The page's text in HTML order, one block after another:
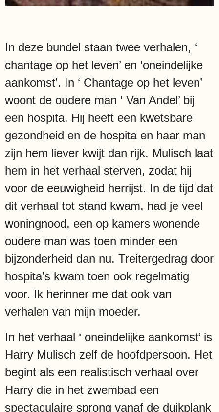
In deze bundel staan twee verhalen, ‘
chantage op het leven’ en ‘oneindelijke
aankomst’. In ‘ Chantage op het leven’
woont de oudere man ‘ Van Andel’ bij
een hospita. Hij heeft een kwetsbare
gezondheid en de hospita en haar man
zijn hem liever kwijt dan rijk. Mulisch laat
hem in het verhaal sterven, zodat hij
voor de eeuwigheid herrijst. In de tijd dat
dit verhaal tot stand kwam, had je veel
woningnood, een op kamers wonende
oudere man was toen minder een
bijzonderheid dan nu. Treitergedrag door
hospita’s kwam toen ook regelmatig
voor. Ik herinner me dat ook van
verhalen van mijn moeder.
In het verhaal ‘ oneindelijke aankomst’ is
Harry Mulisch zelf de hoofdpersoon. Het
begint als een realistisch verhaal over
Harry die in het zwembad een
spectaculaire sprong vanaf de duikplank